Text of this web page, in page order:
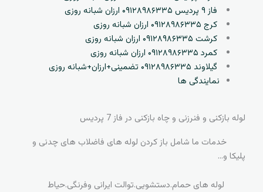
فاز ۹ پردیس ۰۹۱۲۸۹۸۶۳۳۵ ارزان شبانه روزی
کرج ۰۹۱۲۸۹۸۶۳۳۵ ارزان شبانه روزی
کرشت ۰۹۱۲۸۹۸۶۳۳۵ ارزان شبانه روزی
کمرد ۰۹۱۲۸۹۸۶۳۳۵ ارزان شبانه روزی
گیلاوند ۰۹۱۲۸۹۸۶۳۳۵ تضمینی+ارزان+شبانه روزی
نمایندگی ها
لوله بازکنی و فنرزنی و چاه بازکنی در فاز 7 پردیس
خدمات ما شامل باز کردن لوله های فاضلاب های چدنی و
پلیکا و…
لوله های حمام.دستشویی.توالت ایرانی وفرنگی.حیاط